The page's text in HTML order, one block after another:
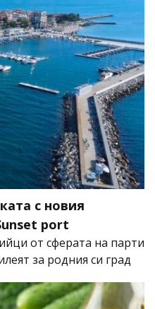
с новия
port
от сферата на парти
за родния си град